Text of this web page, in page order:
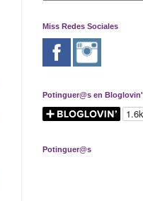
Miss Redes Sociales
Potinguer@s en Bloglovin'
Potinguer@s